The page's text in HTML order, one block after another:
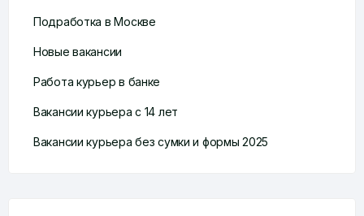
Подработка в Москве
Новые вакансии
Работа курьер в банке
Вакансии курьера с 14 лет
Вакансии курьера без сумки и формы 2025